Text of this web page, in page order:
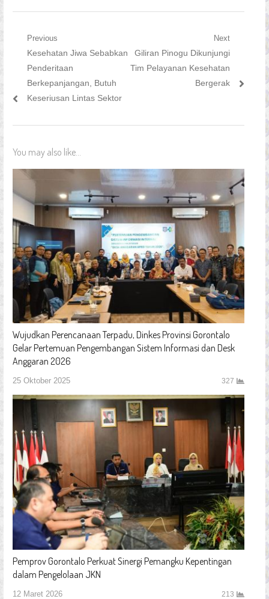
Navigasi
pos
Previous
Previous
post:
Kesehatan Jiwa Sebabkan
Penderitaan
Berkepanjangan, Butuh
Keseriusan Lintas Sektor
Next
Next
post:
Giliran Pinogu Dikunjungi
Tim Pelayanan Kesehatan
Bergerak
You may also like...
Wujudkan Perencanaan Terpadu, Dinkes Provinsi Gorontalo
Gelar Pertemuan Pengembangan Sistem Informasi dan Desk
Anggaran 2026
25 Oktober 2025 327
Pemprov Gorontalo Perkuat Sinergi Pemangku Kepentingan
dalam Pengelolaan JKN
12 Maret 2026 213